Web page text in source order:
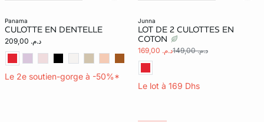
panama
CULOTTE EN DENTELLE
د.م. 209,00
Le 2e soutien-gorge à -50%*
junna
LOT DE 2 CULOTTES EN
COTON
د.م. 169,00 د.م. 149,00
Le lot à 169 Dhs